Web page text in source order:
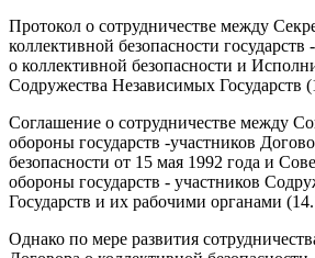
Протокол о сотрудничестве между
коллективной безопасности государств
о коллективной безопасности и
Содружества Независимых Государств
Соглашение о сотрудничестве между
обороны государств -участников
безопасности от 15 мая 1992 года и
обороны государств - участников
Государств и их рабочими органами
Однако по мере развития